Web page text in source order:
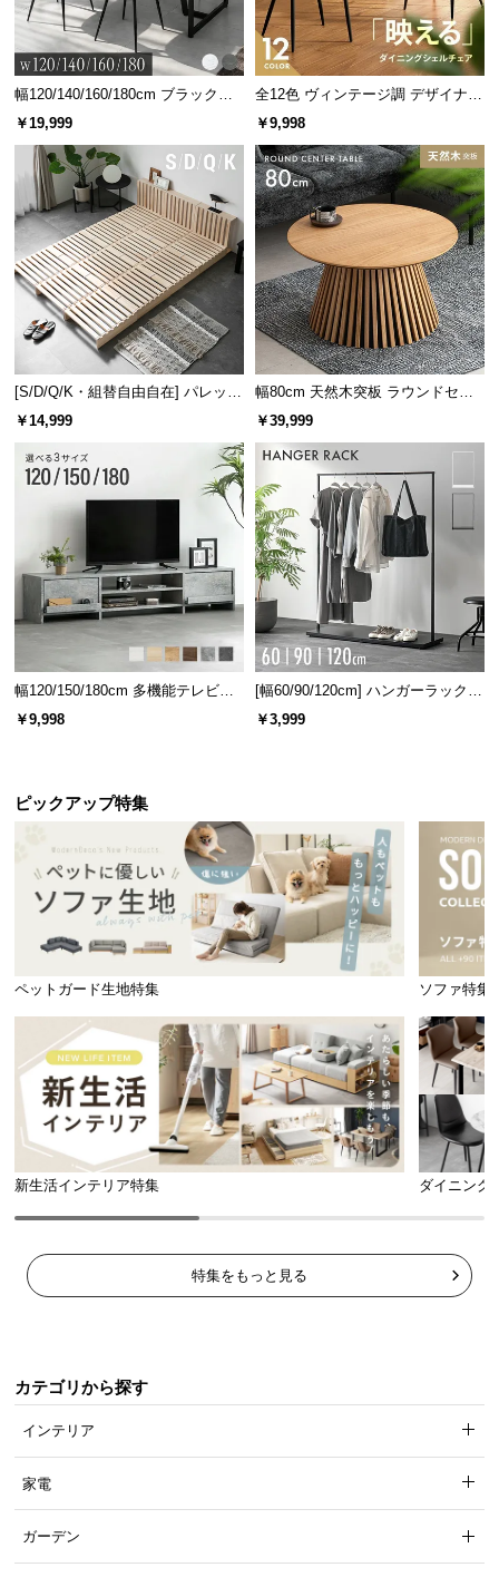
幅120/140/160/180cm ブラックフ
レーム ダイニング 大理石調 4人掛
￥19,999
全12色 ヴィンテージ調 デザイナー
ズシェルチェア
￥9,998
[S/D/Q/K・組替自由自在] パレット
ベッド 8/12/16枚セット
￥14,999
幅80cm 天然木突板 ラウンドセン
ターテーブル 美しい格子デザイン
￥39,999
幅120/150/180cm 多機能テレビボ
ード 木目/石目調 オープン収納・
引き出し収納付き
￥9,998
[幅60/90/120cm] ハンガーラック
スチール 4段階高さ調節 サイドフ
ック オープンラック シンプル
￥3,999
ピックアップ特集
ペットガード生地特集 ソファ特集
新生活インテリア特集 ダイニング
特集をもっと見る
カテゴリから探す
インテリア
家電
ガーデン